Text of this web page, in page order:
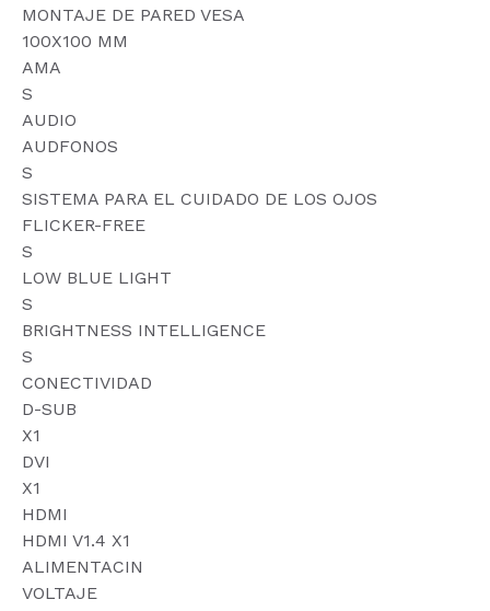
MONTAJE DE PARED VESA
100X100 MM
AMA
S
AUDIO
AUDFONOS
S
SISTEMA PARA EL CUIDADO DE LOS OJOS
FLICKER-FREE
S
LOW BLUE LIGHT
S
BRIGHTNESS INTELLIGENCE
S
CONECTIVIDAD
D-SUB
X1
DVI
X1
HDMI
HDMI V1.4 X1
ALIMENTACIN
VOLTAJE